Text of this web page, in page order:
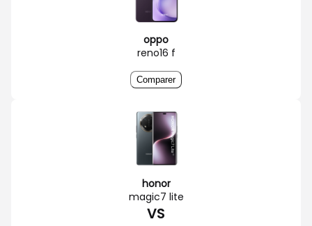
oppo
reno16 f
Comparer
honor
magic7 lite
VS